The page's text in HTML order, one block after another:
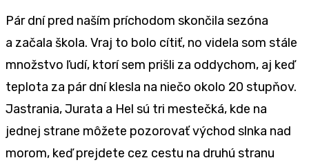
Pár dní pred naším príchodom skončila sezóna
a začala škola. Vraj to bolo cítiť, no videla som stále
množstvo ľudí, ktorí sem prišli za oddychom, aj keď
teplota za pár dní klesla na niečo okolo 20 stupňov.
Jastrania, Jurata a Hel sú tri mestečká, kde na
jednej strane môžete pozorovať východ slnka nad
morom, keď prejdete cez cestu na druhú stranu